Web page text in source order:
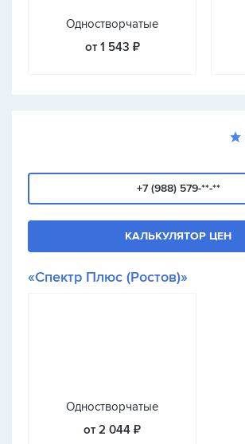
Одностворчатые
от 1 543 ₽
+7 (988) 579-**-**
КАЛЬКУЛЯТОР ЦЕН
«Спектр Плюс (Ростов)»
Одностворчатые
от 2 044 ₽